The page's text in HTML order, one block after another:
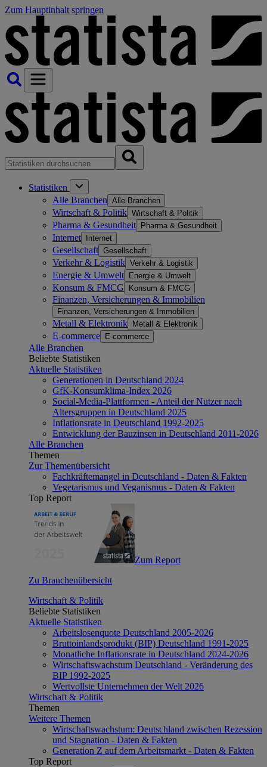
Zum Hauptinhalt springen
Statistiken
Alle Branchen Alle Branchen
Wirtschaft & Politik Wirtschaft & Politik
Pharma & Gesundheit Pharma & Gesundheit
Internet Internet
Gesellschaft Gesellschaft
Verkehr & Logistik Verkehr & Logistik
Energie & Umwelt Energie & Umwelt
Konsum & FMCG Konsum & FMCG
Finanzen, Versicherungen & Immobilien
Finanzen, Versicherungen & Immobilien
Metall & Elektronik Metall & Elektronik
E-commerce E-commerce
Alle Branchen
Beliebte Statistiken
Aktuelle Statistiken
Generationen in Deutschland 2024
GfK-Konsumklima-Index 2026
Social-Media-Plattformen - Anteil der Nutzer nach
Altersgruppen in Deutschland 2025
Inflationsrate in Deutschland 1992-2025
Entwicklung der Bauzinsen in Deutschland 2011-2026
Alle Branchen
Themen
Zur Themenübersicht
Fachkräftemangel in Deutschland - Daten & Fakten
Vegetarismus und Veganismus - Daten & Fakten
Top Report
Zum Report
Zu Branchenübersicht
Wirtschaft & Politik
Beliebte Statistiken
Aktuelle Statistiken
Arbeitslosenquote Deutschland 2005-2026
Bruttoinlandsprodukt (BIP) Deutschland 1991-2025
Monatliche Inflationsrate in Deutschland 2024-2026
Wirtschaftswachstum Deutschland - Veränderung des
BIP 1992-2025
Wertvollste Unternehmen der Welt 2026
Wirtschaft & Politik
Themen
Weitere Themen
Wirtschaftswachstum: Deutschland zwischen Rezession
und Stagnation - Daten & Fakten
Generation Z auf dem Arbeitsmarkt - Daten & Fakten
Top Report